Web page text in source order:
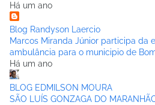
Há um ano
Blog Randyson Laercio
Marcos Miranda Júnior participa da
ambulância para o municipio de
Há um ano
BLOG EDMILSON MOURA
SÃO LUÍS GONZAGA DO